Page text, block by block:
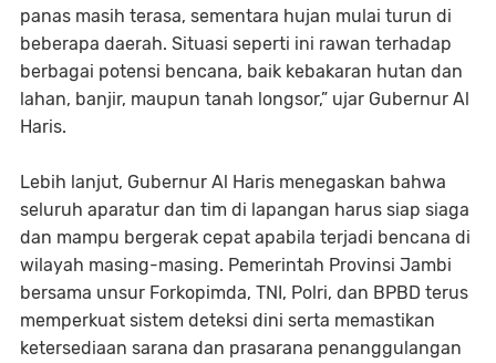
panas masih terasa, sementara hujan mulai turun di
beberapa daerah. Situasi seperti ini rawan terhadap
berbagai potensi bencana, baik kebakaran hutan dan
lahan, banjir, maupun tanah longsor,” ujar Gubernur Al
Haris.
Lebih lanjut, Gubernur Al Haris menegaskan bahwa
seluruh aparatur dan tim di lapangan harus siap siaga
dan mampu bergerak cepat apabila terjadi bencana di
wilayah masing-masing. Pemerintah Provinsi Jambi
bersama unsur Forkopimda, TNI, Polri, dan BPBD terus
memperkuat sistem deteksi dini serta memastikan
ketersediaan sarana dan prasarana penanggulangan